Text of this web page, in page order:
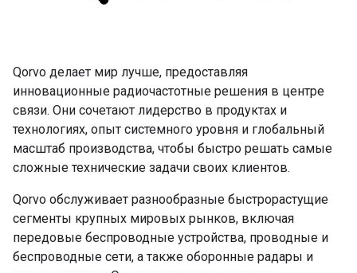
Qorvo делает мир лучше, предоставляя
инновационные радиочастотные решения в центре
связи. Они сочетают лидерство в продуктах и ​​
технологиях, опыт системного уровня и глобальный
масштаб производства, чтобы быстро решать самые
сложные технические задачи своих клиентов.
Qorvo обслуживает разнообразные быстрорастущие
сегменты крупных мировых рынков, включая
передовые беспроводные устройства, проводные и
беспроводные сети, а также оборонные радары и